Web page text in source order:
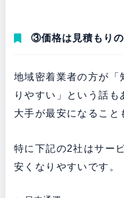
③価格は見積もり
地域密着業者の方が「
りやすい」という話
大手が最安になること
特に下記の2社はサー
安くなりやすいです。